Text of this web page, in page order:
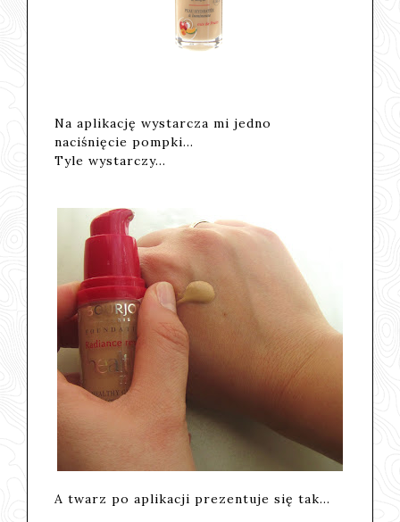
Na aplikację wystarcza mi jedno
naciśnięcie pompki...
Tyle wystarczy...
A twarz po aplikacji prezentuje się tak...